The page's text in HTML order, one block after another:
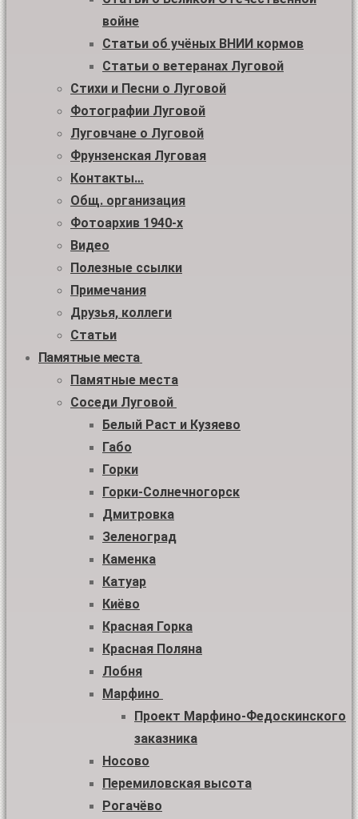
войне
Статьи об учёных ВНИИ кормов
Статьи о ветеранах Луговой
Стихи и Песни о Луговой
Фотографии Луговой
Луговчане о Луговой
Фрунзенская Луговая
Контакты…
Общ. организация
Фотоархив 1940-х
Видео
Полезные ссылки
Примечания
Друзья, коллеги
Статьи
Памятные места
Памятные места
Соседи Луговой
Белый Раст и Кузяево
Габо
Горки
Горки-Солнечногорск
Дмитровка
Зеленоград
Каменка
Катуар
Киёво
Красная Горка
Красная Поляна
Лобня
Марфино
Проект Марфино-Федоскинского
заказника
Носово
Перемиловская высота
Рогачёво